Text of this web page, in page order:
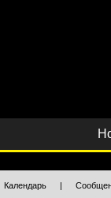
Календарь |